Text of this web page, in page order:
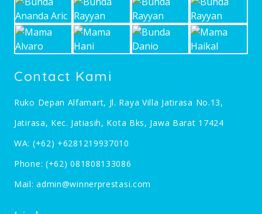
Contact Kami
Ruko Depan Alfamart, Jl. Raya Villa Jatirasa No.13,
Jatirasa, Kec. Jatiasih, Kota Bks, Jawa Barat 17424
WA: (+62) +6281219937010
Phone: (+62) 081808133086
Mail:admin@winnerprestasi.com